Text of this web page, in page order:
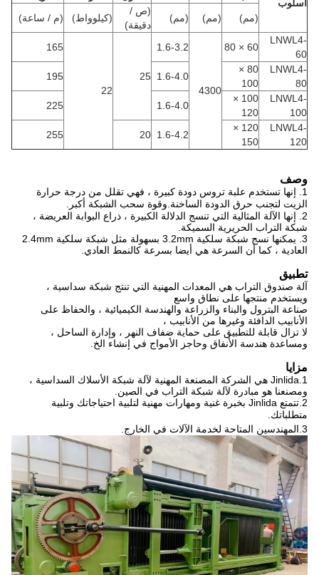
أسلوب
(مم)
(مم) (مم)
(ص /
دقيقة)
(كيلوواط)
(م / ساعة)
LNWL4-
60
60 × 80
4300
1.6-3.2
25
22
165
LNWL4-
80
80 ×
100
1.6-4.0
195
LNWL4-
100
100 ×
120
1.6-4.0
225
LNWL4-
120
120 ×
150
1.6-4.2
20
255
وصف
1. إنها تستخدم علبة تروس دودة كبيرة ، فهي تقلل من درجة حرارة
الزيت لتجنب حرق الدودة الساخنة.وقوة سحب الشبكة أكبر.
2. إنها الآلة المثالية التي تنسج الدلالة الكبيرة ، ذراع البوابة العريضة ،
شبكة التراب الحريرية السميكة.
3. يمكنها نسج شبكة سلكية 3.2mm بسهولة مثل شبكة سلكية 2.4mm
العادية ، كما أن السرعة هي أيضا بسرعة كالنمط العادي.
تطبيق
آلة صندوق التراب هي المعدات المهنية التي تنتج شبكة سداسية ،
ويستخدم منتجها على نطاق واسع
صناعة البترول والبناء والزراعة والهندسة الكيميائية ، والحفاظ على
الأنابيب الدافئة وغيرها من الأنابيب ،
لا تزال قابلة للتطبيق على حماية ضفاف النهر ، وإدارة الساحل ،
ومساعدة هندسة الأنفاق وحاجز الأمواج في إنشاء الخ.
مزايا
Jinlida هي الشركة المصنعة المهنية لآلة شبكة الأسلاك السداسية ،
ومصنعنا هو مبادرة لآلة شبكة التراب في الصين.
تتمتع Jinlida بخبرة غنية ومهارات مهنية لتلبية احتياجاتك وتلبية
متطلباتك.
المهندسين المتاحة لخدمة الآلات في الخارج.